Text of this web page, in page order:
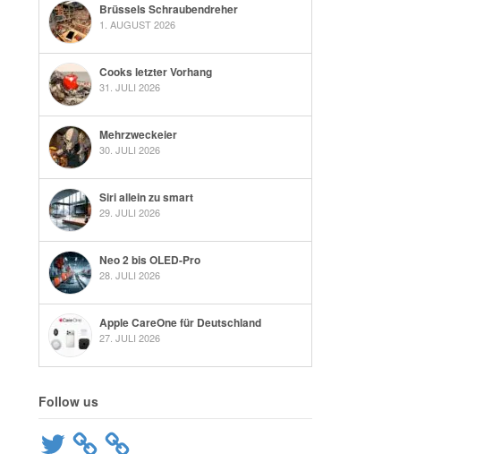
Brüssels Schraubendreher
1. AUGUST 2026
Cooks letzter Vorhang
31. JULI 2026
Mehrzweckeier
30. JULI 2026
Siri allein zu smart
29. JULI 2026
Neo 2 bis OLED-Pro
28. JULI 2026
Apple CareOne für Deutschland
27. JULI 2026
Follow us
Twitter